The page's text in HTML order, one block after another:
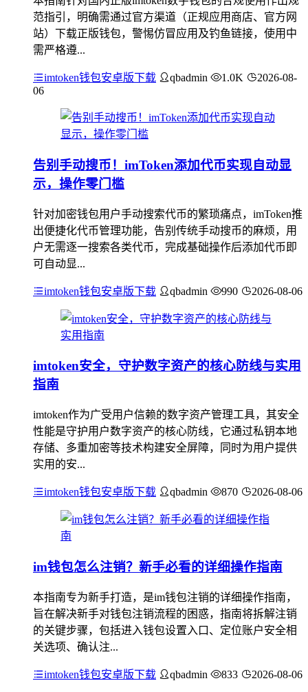
范指引，明确需通过官方渠道（正规应用商店、官方网
站）下载正版钱包，警惕仿冒应用及钓鱼链接，使用中
需严格遵...
imtoken钱包安卓版下载 qbadmin 1.0K
2026-08-
06
告别手动搜币！imToken添加代币实现自动显
示，操作零门槛
针对加密钱包用户手动搜索代币的繁琐痛点，imToken推
出便捷化代币管理功能，告别传统手动搜币的麻烦，用
户无需逐一搜索各类代币，完成基础操作后添加代币即
可自动显...
imtoken钱包安卓版下载 qbadmin 990 2026-08-06
imtoken安全，守护数字资产的核心防线与实用
指南
imtoken作为广受用户信赖的数字资产管理工具，其安全
性能是守护用户数字资产的核心防线，它通过私钥本地
存储、多重加密等技术构建安全屏障，同时为用户提供
实用的安...
imtoken钱包安卓版下载 qbadmin 870 2026-08-06
im钱包怎么注销？新手必看的详细操作指南
本指南专为新手打造，是im钱包注销的详细操作指南，
旨在解决新手对钱包注销流程的困惑，指南将拆解注销
的关键步骤，包括进入钱包设置入口、定位账户安全相
关选项、确认注...
imtoken钱包安卓版下载 qbadmin 833 2026-08-06